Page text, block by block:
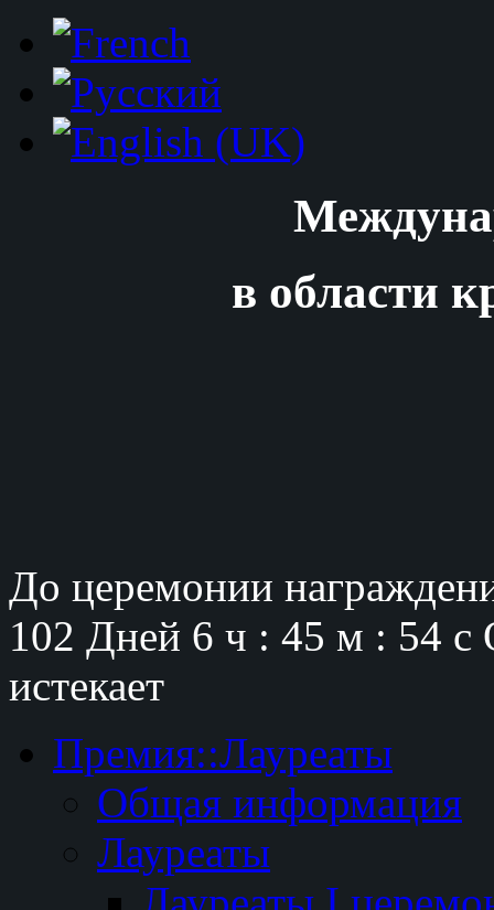
в области
До церемонии
102 Дней 6 ч : 45 м : 53 с
истекает
Премия::Лауреаты
Общая информация
Лауреаты